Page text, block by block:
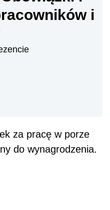
i
za pracę w porze
do wynagrodzenia.